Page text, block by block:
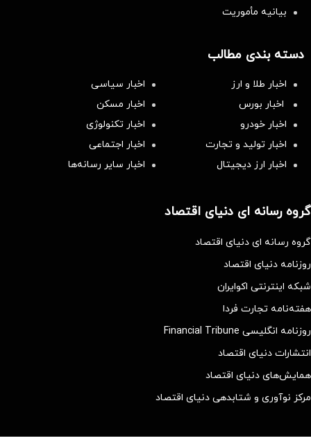
بیانیه مأموریت
دسته بندی مطالب
اخبار طلا و ارز
اخبار سیاسی
اخبار بورس
اخبار مسکن
اخبار خودرو
اخبار تکنولوژی
اخبار تولید و تجارت
اخبار اجتماعی
اخبار ارز دیجیتال
اخبار سایر رسانه‌‌ها
گروه رسانه ای دنیای اقتصاد
گروه رسانه ای دنیای اقتصاد
روزنامه دنیای اقتصاد
شبکه اینترنتی اکوایران
هفته‌نامه تجارت فردا
روزنامه انگلیسی Financial Tribune
انتشارات دنیای اقتصاد
همایش‌های دنیای اقتصاد
مرکز نوآوری و شتابدهی دنیای اقتصاد